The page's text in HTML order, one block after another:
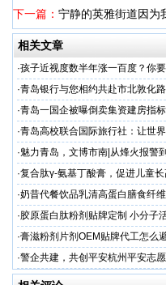
下一篇： 宁静的英雅街道因为
相关文章
·孩子近视度数半年涨一百度？你
·青岛银行与您相约共赴市北敦化
·青岛一国企被曝倒卖集资建房指
·青岛高校联合国际旅行社：让世
·魅力青岛，文博市南|从烽火报警
动精彩掠影
·复合肽γ-氨基丁酸膏，促进儿童
工厂家
·奶昔代餐饮品乳清高蛋白膳食纤
厂家
·胶原蛋白肽粉剂贴牌定制 小分子
·膏滋粉剂片剂OEM贴牌代工怎么
·警企共建，共创平安杭州平安志
人才专项培训